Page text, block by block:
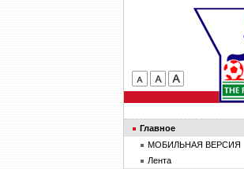
Главное
МОБИЛЬНАЯ ВЕРСИЯ
Лента